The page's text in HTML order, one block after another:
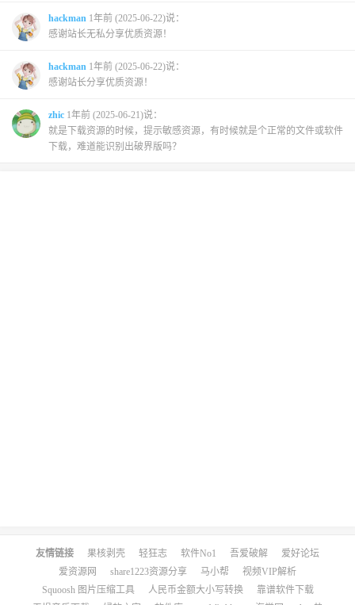
hackman 1年前 (2025-06-22)说：
感谢站长无私分享优质资源！
hackman 1年前 (2025-06-22)说：
感谢站长分享优质资源！
zhic 1年前 (2025-06-21)说：
就是下载资源的时候，提示敏感资源，有时候就是个正常的文件或软件
下载，难道能识别出破界版吗？
友情链接 果核剥壳 轻狂志 软件No1 吾爱破解
爱好论坛
爱资源网
share1223资源分享 马小帮
视频VIP解析
Squoosh 图片压缩工具
人民币金额大小写转换
靠谱软件下载